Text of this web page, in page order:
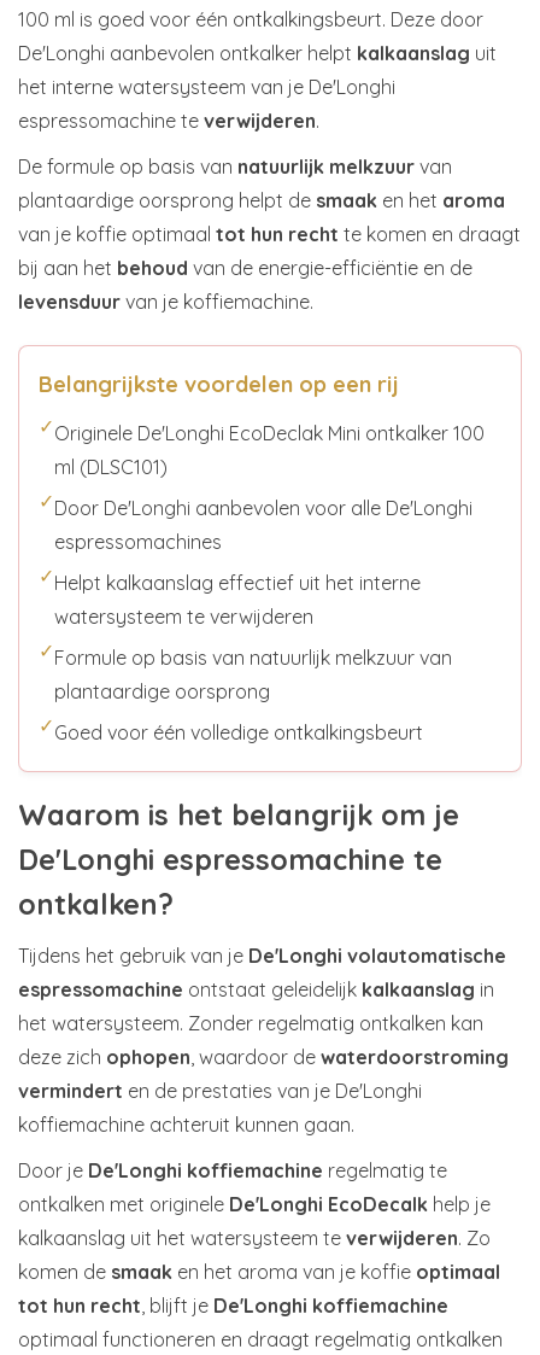
100 ml is goed voor één ontkalkingsbeurt. Deze door
De'Longhi aanbevolen ontkalker helpt kalkaanslag uit
het interne watersysteem van je De'Longhi
espressomachine te verwijderen.
De formule op basis van natuurlijk melkzuur van
plantaardige oorsprong helpt de smaak en het aroma
van je koffie optimaal tot hun recht te komen en draagt
bij aan het behoud van de energie-efficiëntie en de
levensduur van je koffiemachine.
Belangrijkste voordelen op een rij
✓Originele De'Longhi EcoDeclak Mini ontkalker 100
ml (DLSC101)
✓Door De'Longhi aanbevolen voor alle De'Longhi
espressomachines
✓Helpt kalkaanslag effectief uit het interne
watersysteem te verwijderen
✓Formule op basis van natuurlijk melkzuur van
plantaardige oorsprong
✓Goed voor één volledige ontkalkingsbeurt
Waarom is het belangrijk om je
De'Longhi espressomachine te
ontkalken?
Tijdens het gebruik van je De'Longhi volautomatische
espressomachine ontstaat geleidelijk kalkaanslag in
het watersysteem. Zonder regelmatig ontkalken kan
deze zich ophopen, waardoor de waterdoorstroming
vermindert en de prestaties van je De'Longhi
koffiemachine achteruit kunnen gaan.
Door je De'Longhi koffiemachine regelmatig te
ontkalken met originele De'Longhi EcoDecalk help je
kalkaanslag uit het watersysteem te verwijderen. Zo
komen de smaak en het aroma van je koffie optimaal
tot hun recht, blijft je De'Longhi koffiemachine
optimaal functioneren en draagt regelmatig ontkalken